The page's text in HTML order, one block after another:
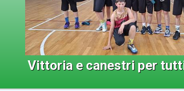
Vittoria e canestri per